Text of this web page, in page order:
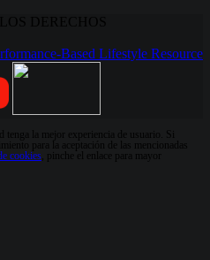
tenga la mejor experiencia de usuario. Si
para la aceptación de las mencionadas
cookies , pinche el enlace para mayor